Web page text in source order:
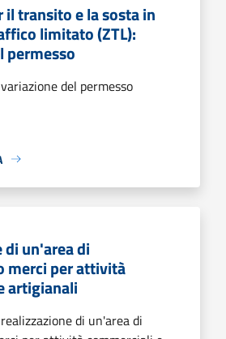
il transito e la sosta in
limitato (ZTL):
permesso
del permesso
di un'area di
merci per attività
artigianali
di un'area di